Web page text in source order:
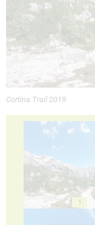
Cortina Trail 2019
1